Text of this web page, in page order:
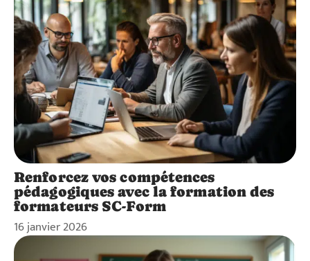
Renforcez vos compétences
pédagogiques avec la formation des
formateurs SC-Form
16 janvier 2026